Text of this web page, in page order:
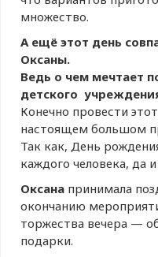
множество.
А ещё этот день
Оксаны.
Ведь о чем мечтает
детского
Конечно провести
настоящем большом
Так как, День
каждого человека, да
Оксана принимала
окончанию
торжества вечера —
подарки.